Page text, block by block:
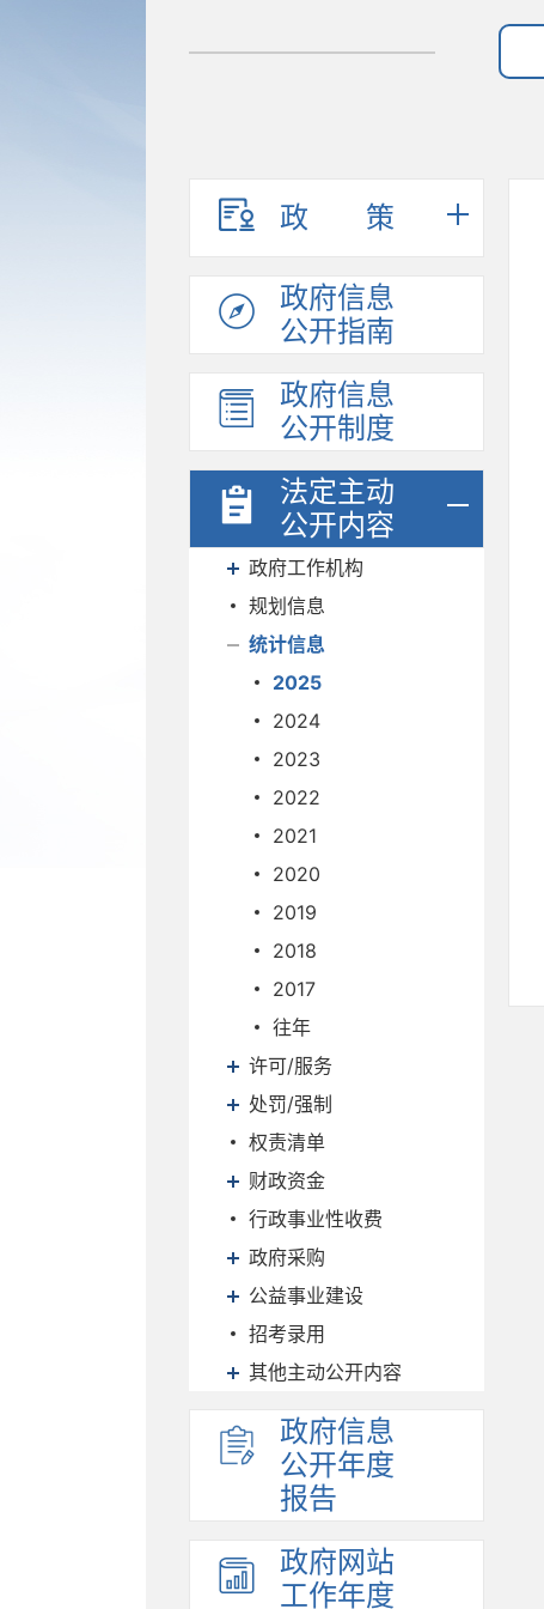
政策
政府信息
公开指南
政府信息
公开制度
法定主动
公开内容
政府工作机构
规划信息
统计信息
2025
2024
2023
2022
2021
2020
2019
2018
2017
往年
许可/服务
处罚/强制
权责清单
财政资金
行政事业性收费
政府采购
公益事业建设
招考录用
其他主动公开内容
政府信息
公开年度
报告
政府网站
工作年度